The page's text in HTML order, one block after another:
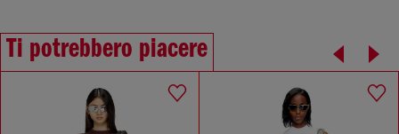
Ti potrebbero piacere